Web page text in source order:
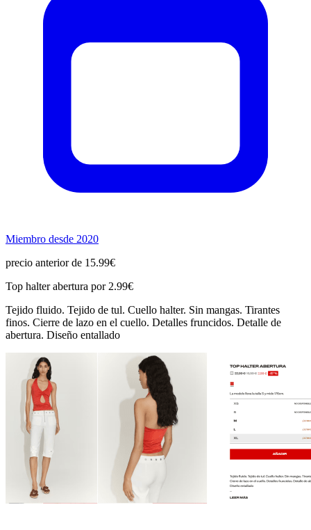
Miembro desde 2020
precio anterior de 15.99€
Top halter abertura por 2.99€
Tejido fluido. Tejido de tul. Cuello halter. Sin mangas. Tirantes
finos. Cierre de lazo en el cuello. Detalles fruncidos. Detalle de
abertura. Diseño entallado